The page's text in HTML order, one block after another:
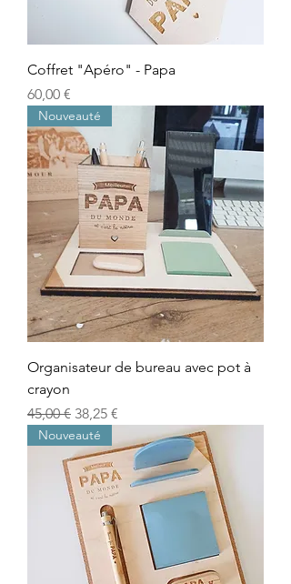
Coffret "Apéro" - Papa
Prix
60,00 €
Nouveauté
Organisateur de bureau avec pot à
crayon
Prix original
45,00 € Prix promotionnel
38,25 €
Nouveauté